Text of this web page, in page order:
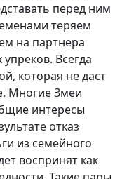
перед ним
теряем
на партнера
Всегда
которая не даст
Многие Змеи
интересы
отказ
из семейного
воспринят как